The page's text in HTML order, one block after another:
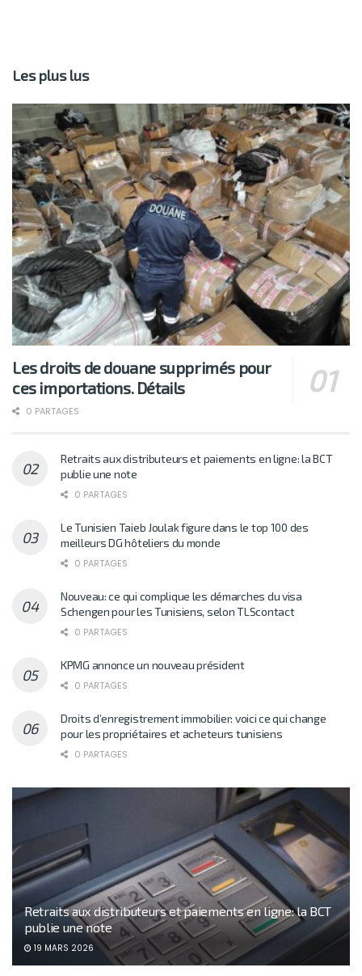
Les plus lus
Les droits de douane supprimés pour
ces importations. Détails
0 PARTAGES
Retraits aux distributeurs et paiements en ligne: la BCT
publie une note
0 PARTAGES
Le Tunisien Taieb Joulak figure dans le top 100 des
meilleurs DG hôteliers du monde
0 PARTAGES
Nouveau: ce qui complique les démarches du visa
Schengen pour les Tunisiens, selon TLScontact
0 PARTAGES
KPMG annonce un nouveau président
0 PARTAGES
Droits d’enregistrement immobilier: voici ce qui change
pour les propriétaires et acheteurs tunisiens
0 PARTAGES
Retraits aux distributeurs et paiements en ligne: la BCT
publie une note
19 MARS 2026